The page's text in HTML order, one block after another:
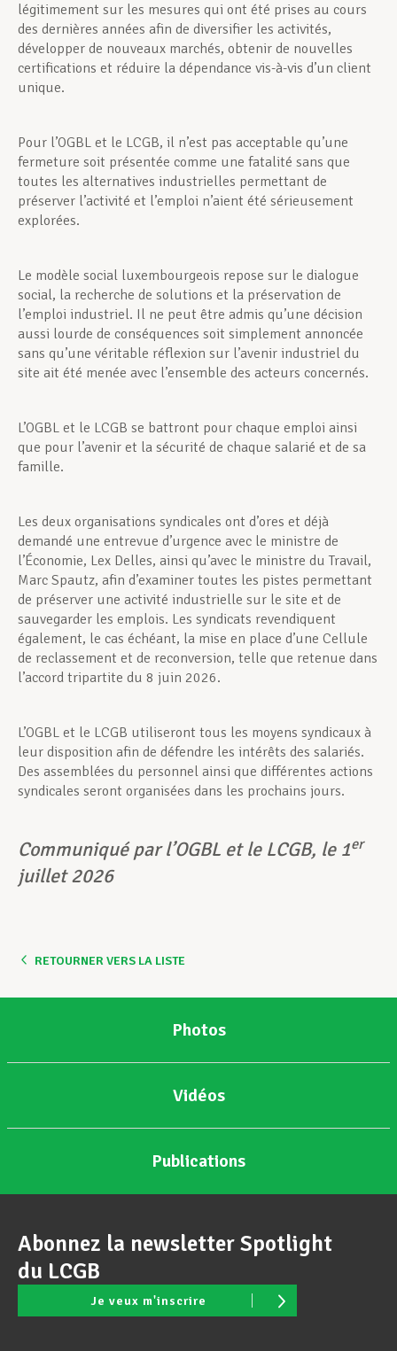
légitimement sur les mesures qui ont été prises au cours
des dernières années afin de diversifier les activités,
développer de nouveaux marchés, obtenir de nouvelles
certifications et réduire la dépendance vis-à-vis d’un client
unique.
Pour l’OGBL et le LCGB, il n’est pas acceptable qu’une
fermeture soit présentée comme une fatalité sans que
toutes les alternatives industrielles permettant de
préserver l’activité et l’emploi n’aient été sérieusement
explorées.
Le modèle social luxembourgeois repose sur le dialogue
social, la recherche de solutions et la préservation de
l’emploi industriel. Il ne peut être admis qu’une décision
aussi lourde de conséquences soit simplement annoncée
sans qu’une véritable réflexion sur l’avenir industriel du
site ait été menée avec l’ensemble des acteurs concernés.
L’OGBL et le LCGB se battront pour chaque emploi ainsi
que pour l’avenir et la sécurité de chaque salarié et de sa
famille.
Les deux organisations syndicales ont d’ores et déjà
demandé une entrevue d’urgence avec le ministre de
l’Économie, Lex Delles, ainsi qu’avec le ministre du Travail,
Marc Spautz, afin d’examiner toutes les pistes permettant
de préserver une activité industrielle sur le site et de
sauvegarder les emplois. Les syndicats revendiquent
également, le cas échéant, la mise en place d’une Cellule
de reclassement et de reconversion, telle que retenue dans
l’accord tripartite du 8 juin 2026.
L’OGBL et le LCGB utiliseront tous les moyens syndicaux à
leur disposition afin de défendre les intérêts des salariés.
Des assemblées du personnel ainsi que différentes actions
syndicales seront organisées dans les prochains jours.
Communiqué par l’OGBL et le LCGB, le 1er
juillet 2026
RETOURNER VERS LA LISTE
Photos
Vidéos
Publications
Abonnez la newsletter Spotlight
du LCGB
Je veux m'inscrire